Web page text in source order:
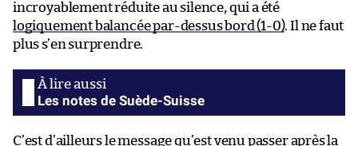
incroyablement réduite au silence, qui a été
logiquement balancée par-dessus bord (1-0). Il ne faut
plus s’en surprendre.
Les notes de Suède-Suisse
C’est d’ailleurs le message qu’est venu passer après la